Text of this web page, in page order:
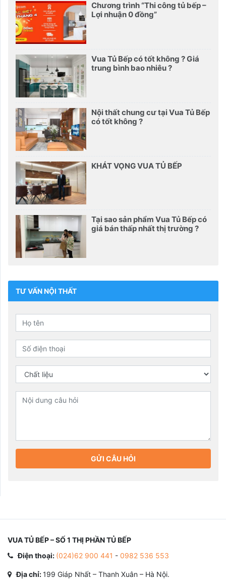
Chương trình “Thi công tủ bếp –
Lợi nhuận 0 đồng”
Vua Tủ Bếp có tốt không ? Giá
trung bình bao nhiêu ?
Nội thất chung cư tại Vua Tủ Bếp
có tốt không ?
KHÁT VỌNG VUA TỦ BẾP
Tại sao sản phẩm Vua Tủ Bếp có
giá bán thấp nhất thị trường ?
TƯ VẤN NỘI THẤT
GỬI CÂU HỎI
VUA TỦ BẾP – SỐ 1 THỊ PHẦN TỦ BẾP
Điện thoại: (024)62 900 441 - 0982 536 553
Địa chỉ:199 Giáp Nhất – Thanh Xuân – Hà Nội.